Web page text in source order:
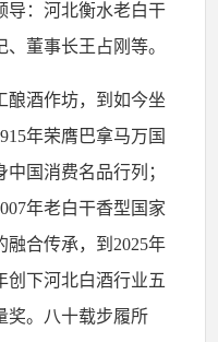
导：河北衡水老白干
董事长王占刚等。
酿酒作坊，到如今坐
年荣膺巴拿马万国
中国消费名品行列；
年老白干香型国家
融合传承，到 2025年
创下河北白酒行业五
奖。八十载步履所